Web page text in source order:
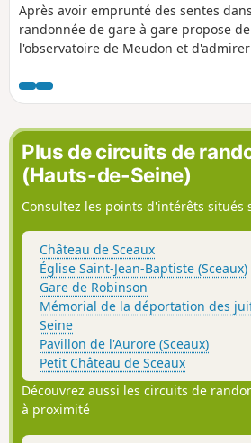
Après avoir emprunté des sentes
randonnée de gare à gare propose
l'observatoire de Meudon et
l'itinéraire se déroule essentiellement
Plus de circuits de
(Hauts-de-Seine)
Consultez les points d'intérêts situés
Château de Sceaux
Église Saint-Jean-Baptiste (Sceaux)
Gare de Robinson
Mémorial de la déportation des
Seine
Pavillon de l'Aurore (Sceaux)
Petit Château de Sceaux
Découvrez aussi les circuits de
à proximité